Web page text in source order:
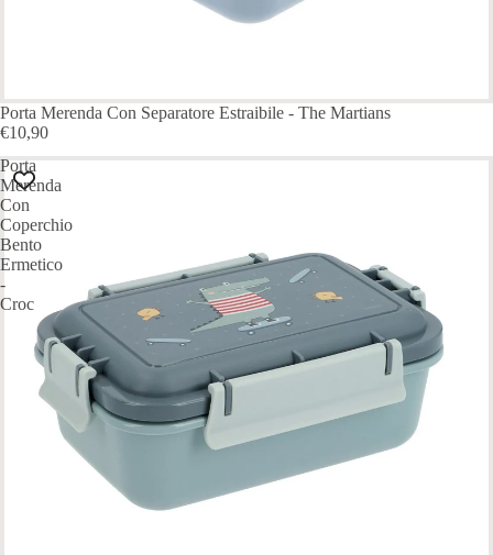
Porta Merenda Con Separatore Estraibile - The Martians
€10,90
Porta
Merenda
Con
Coperchio
Bento
Ermetico
-
Croc